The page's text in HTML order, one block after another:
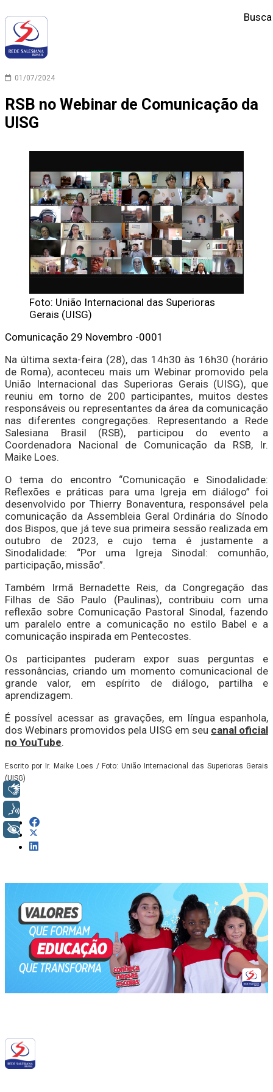
Busca
01/07/2024
RSB no Webinar de Comunicação da
UISG
Foto: União Internacional das Superioras
Gerais (UISG)
Comunicação 29 Novembro -0001
Na última sexta-feira (28), das 14h30 às 16h30 (horário
de Roma), aconteceu mais um Webinar promovido pela
União Internacional das Superioras Gerais (UISG), que
reuniu em torno de 200 participantes, muitos destes
responsáveis ou representantes da área da comunicação
nas diferentes congregações. Representando a Rede
Salesiana Brasil (RSB), participou do evento a
Coordenadora Nacional de Comunicação da RSB, Ir.
Maike Loes.
O tema do encontro “Comunicação e Sinodalidade:
Reflexões e práticas para uma Igreja em diálogo” foi
desenvolvido por Thierry Bonaventura, responsável pela
comunicação da Assembleia Geral Ordinária do Sínodo
dos Bispos, que já teve sua primeira sessão realizada em
outubro de 2023, e cujo tema é justamente a
Sinodalidade: “Por uma Igreja Sinodal: comunhão,
participação, missão”.
Também Irmã Bernadette Reis, da Congregação das
Filhas de São Paulo (Paulinas), contribuiu com uma
reflexão sobre Comunicação Pastoral Sinodal, fazendo
um paralelo entre a comunicação no estilo Babel e a
comunicação inspirada em Pentecostes.
Os participantes puderam expor suas perguntas e
ressonâncias, criando um momento comunicacional de
grande valor, em espírito de diálogo, partilha e
aprendizagem.
É possível acessar as gravações, em língua espanhola,
dos Webinars promovidos pela UISG em seu canal oficial
no YouTube.
Escrito por Ir. Maike Loes / Foto: União Internacional das Superioras Gerais
(UISG)
+ Acessibilidade